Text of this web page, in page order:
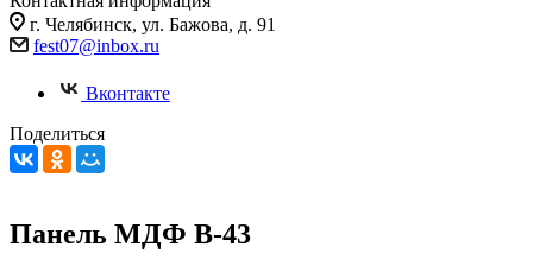
г. Челябинск, ул. Бажова, д. 91
fest07@inbox.ru
Вконтакте
Поделиться
Панель МДФ В-43